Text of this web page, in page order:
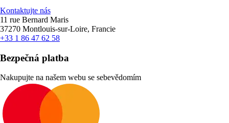
Kontaktujte nás
11 rue Bernard Maris
37270 Montlouis-sur-Loire, Francie
+33 1 86 47 62 58
Bezpečná platba
Nakupujte na našem webu se sebevědomím